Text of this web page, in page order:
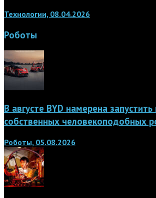
Технологии, 08.04.2026
Роботы
В августе BYD намерена
собственных человекоподобных
Роботы, 05.08.2026